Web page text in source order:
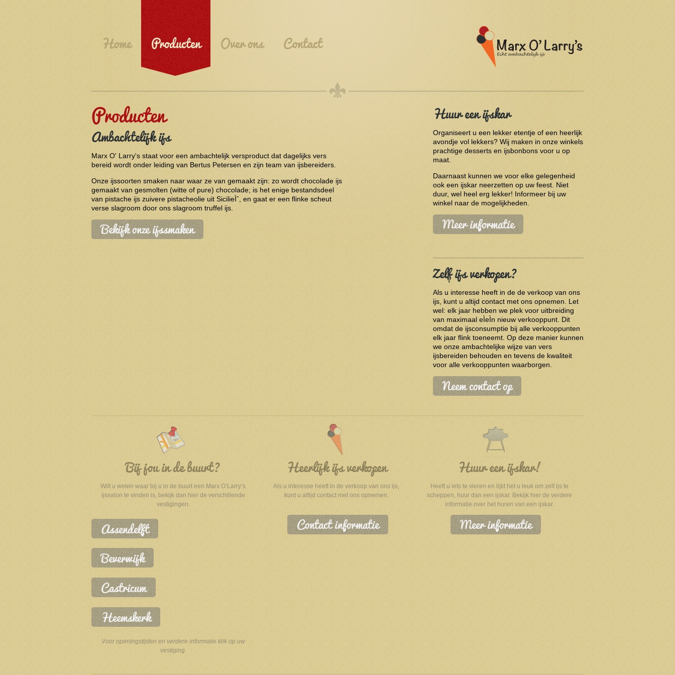
Home Producten Over ons Contact
Producten
Ambachtelijk ijs
Marx O' Larry's staat voor een ambachtelijk versproduct dat dagelijks vers
bereid wordt onder leiding van Bertus Petersen en zijn team van ijsbereiders.
Onze ijssoorten smaken naar waar ze van gemaakt zijn: zo wordt chocolade ijs
gemaakt van gesmolten (witte of pure) chocolade; is het enige bestandsdeel
van pistache ijs zuivere pistacheolie uit SicilieÌˆ, en gaat er een flinke scheut
verse slagroom door ons slagroom truffel ijs.
Bekijk onze ijssmaken
Huur een ijskar
Organiseert u een lekker etentje of een heerlijk
avondje vol lekkers? Wij maken in onze winkels
prachtige desserts en ijsbonbons voor u op
maat.
Daarnaast kunnen we voor elke gelegenheid
ook een ijskar neerzetten op uw feest. Niet
duur, wel heel erg lekker! Informeer bij uw
winkel naar de mogelijkheden.
Meer informatie
Zelf ijs verkopen?
Als u interesse heeft in de de verkoop van ons
ijs, kunt u altijd contact met ons opnemen. Let
wel: elk jaar hebben we plek voor uitbreiding
van maximaal eÌeÌn nieuw verkooppunt. Dit
omdat de ijsconsumptie bij alle verkooppunten
elk jaar flink toeneemt. Op deze manier kunnen
we onze ambachtelijke wijze van vers
ijsbereiden behouden en tevens de kwaliteit
voor alle verkooppunten waarborgen.
Neem contact op
Bij jou in de buurt?
Wilt u weten waar bij u in de buurt een Marx O’Larry’s
ijssalon te vinden is, bekijk dan hier de verschillende
vestigingen.
Assendelft
Beverwijk
Castricum
Heemskerk
Voor openingstijden en verdere informatie klik op uw
vestiging.
Heerlijk ijs verkopen
Als u interesse heeft in de verkoop van ons ijs,
kunt u altijd contact met ons opnemen.
Contact informatie
Huur een ijskar!
Heeft u iets te vieren en lijkt het u leuk om zelf ijs te
scheppen, huur dan een ijskar. Bekijk hier de verdere
informatie over het huren van een ijskar.
Meer informatie